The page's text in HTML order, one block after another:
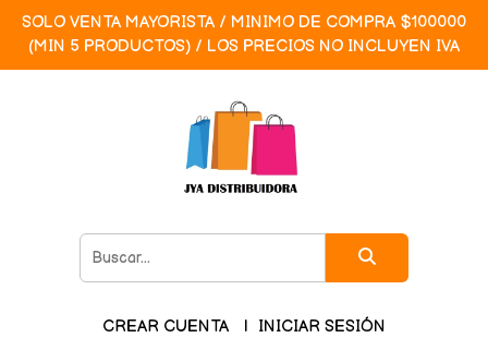
SOLO VENTA MAYORISTA / MINIMO DE COMPRA $100000
(MIN 5 PRODUCTOS) / LOS PRECIOS NO INCLUYEN IVA
CREAR CUENTA INICIAR SESIÓN